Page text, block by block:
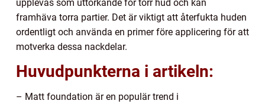
upplevas som uttorkande för torr hud och kan
framhäva torra partier. Det är viktigt att återfukta huden
ordentligt och använda en primer före applicering för att
motverka dessa nackdelar.
Huvudpunkterna i artikeln:
– Matt foundation är en populär trend i